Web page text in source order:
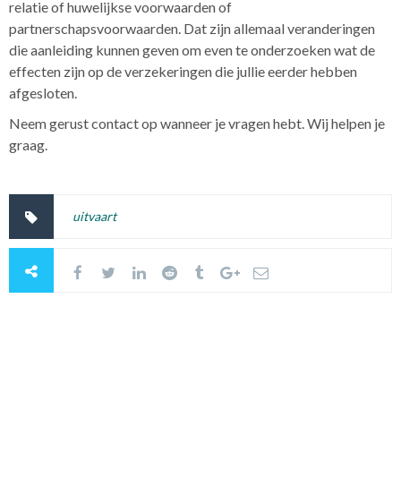
relatie of huwelijkse voorwaarden of
partnerschapsvoorwaarden. Dat zijn allemaal veranderingen
die aanleiding kunnen geven om even te onderzoeken wat de
effecten zijn op de verzekeringen die jullie eerder hebben
afgesloten.
Neem gerust contact op wanneer je vragen hebt. Wij helpen je
graag.
uitvaart